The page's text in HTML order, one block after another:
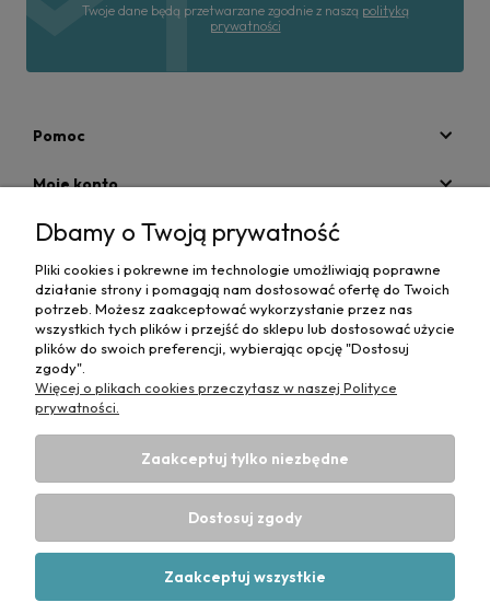
Twoje dane będą przetwarzane zgodnie z naszą polityką
prywatności
Pomoc
Moje konto
Płatności i dostawa
Informacje
O nas
Projekt i wykonanie:Ecommercy.pl
DANE DO PRZELEWU TRADYCYJNEGO
43-516 ZABRZEG
Dbamy o Twoją prywatność
Pliki cookies i pokrewne im technologie umożliwiają poprawne
działanie strony i pomagają nam dostosować ofertę do Twoich
potrzeb. Możesz zaakceptować wykorzystanie przez nas
wszystkich tych plików i przejść do sklepu lub dostosować użycie
plików do swoich preferencji, wybierając opcję "Dostosuj
zgody".
Więcej o plikach cookies przeczytasz w naszej Polityce
prywatności.
Zaakceptuj tylko niezbędne
Dostosuj zgody
Zaakceptuj wszystkie